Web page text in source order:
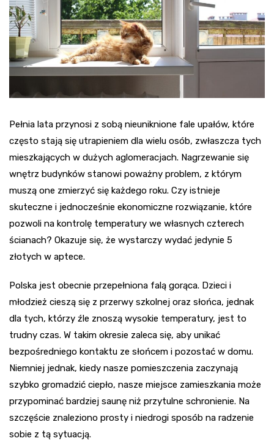
Pełnia lata przynosi z sobą nieuniknione fale upałów, które
często stają się utrapieniem dla wielu osób, zwłaszcza tych
mieszkających w dużych aglomeracjach. Nagrzewanie się
wnętrz budynków stanowi poważny problem, z którym
muszą one zmierzyć się każdego roku. Czy istnieje
skuteczne i jednocześnie ekonomiczne rozwiązanie, które
pozwoli na kontrolę temperatury we własnych czterech
ścianach? Okazuje się, że wystarczy wydać jedynie 5
złotych w aptece.
Polska jest obecnie przepełniona falą gorąca. Dzieci i
młodzież cieszą się z przerwy szkolnej oraz słońca, jednak
dla tych, którzy źle znoszą wysokie temperatury, jest to
trudny czas. W takim okresie zaleca się, aby unikać
bezpośredniego kontaktu ze słońcem i pozostać w domu.
Niemniej jednak, kiedy nasze pomieszczenia zaczynają
szybko gromadzić ciepło, nasze miejsce zamieszkania może
przypominać bardziej saunę niż przytulne schronienie. Na
szczęście znaleziono prosty i niedrogi sposób na radzenie
sobie z tą sytuacją.